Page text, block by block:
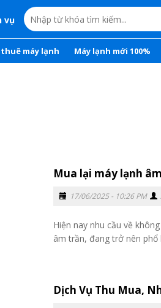
vụ
thuê máy lạnh Máy lạnh mới 100%
Mua lại máy lạnh
17/06/2025 - 10:26 PM
Hiện nay nhu cầu về
âm trần, đang trở nên phổ
Dịch Vụ Thu Mua,